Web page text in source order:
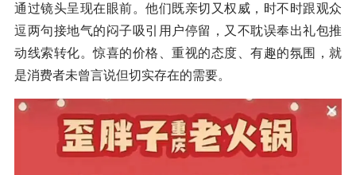
通过镜头呈现在眼前。他们既亲切又权威，时不时跟观众
逗两句接地气的闷子吸引用户停留，又不耽误奉出礼包推
动线索转化。惊喜的价格、重视的态度、有趣的氛围，就
是消费者未曾言说但切实存在的需要。